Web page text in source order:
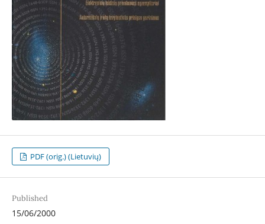
PDF (orig.) (Lietuvių)
Published
15/06/2000